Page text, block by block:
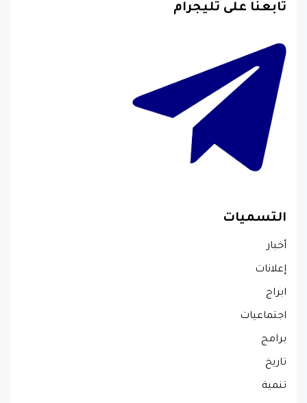
تابعنا على تليجرام
التسميات
أخبار
إعلانات
ابراج
اجتماعيات
برامج
تاريخ
تنمية